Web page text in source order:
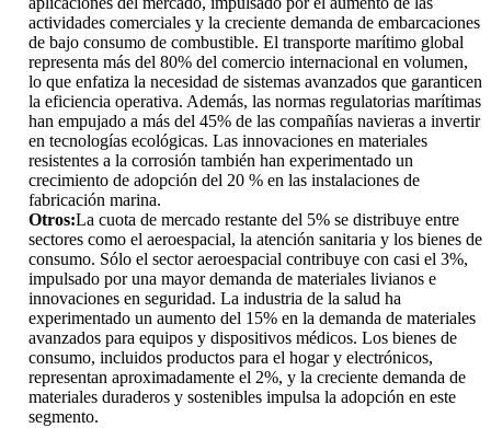
actividades comerciales y la creciente demanda de embarcaciones
de bajo consumo de combustible. El transporte marítimo global
representa más del 80% del comercio internacional en volumen,
lo que enfatiza la necesidad de sistemas avanzados que garanticen
la eficiencia operativa. Además, las normas regulatorias marítimas
han empujado a más del 45% de las compañías navieras a invertir
en tecnologías ecológicas. Las innovaciones en materiales
resistentes a la corrosión también han experimentado un
crecimiento de adopción del 20 % en las instalaciones de
fabricación marina.
Otros:La cuota de mercado restante del 5% se distribuye entre
sectores como el aeroespacial, la atención sanitaria y los bienes de
consumo. Sólo el sector aeroespacial contribuye con casi el 3%,
impulsado por una mayor demanda de materiales livianos e
innovaciones en seguridad. La industria de la salud ha
experimentado un aumento del 15% en la demanda de materiales
avanzados para equipos y dispositivos médicos. Los bienes de
consumo, incluidos productos para el hogar y electrónicos,
representan aproximadamente el 2%, y la creciente demanda de
materiales duraderos y sostenibles impulsa la adopción en este
segmento.